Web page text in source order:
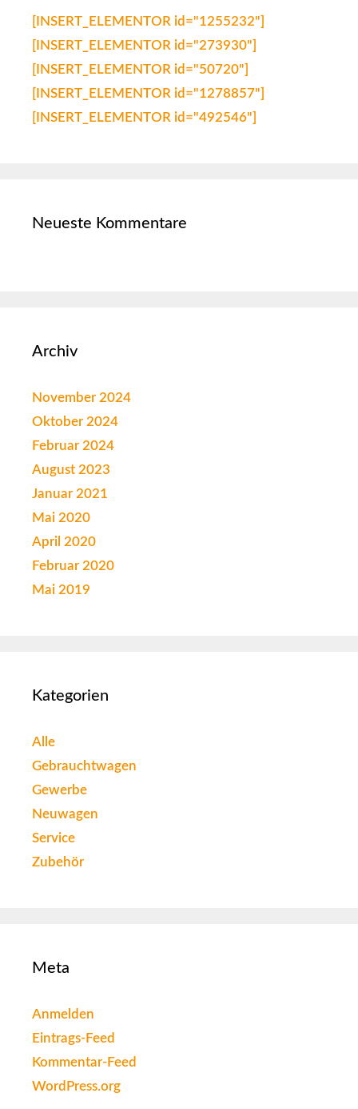
[INSERT_ELEMENTOR id="1255232"]
[INSERT_ELEMENTOR id="273930"]
[INSERT_ELEMENTOR id="50720"]
[INSERT_ELEMENTOR id="1278857"]
[INSERT_ELEMENTOR id="492546"]
Neueste Kommentare
Archiv
November 2024
Oktober 2024
Februar 2024
August 2023
Januar 2021
Mai 2020
April 2020
Februar 2020
Mai 2019
Kategorien
Alle
Gebrauchtwagen
Gewerbe
Neuwagen
Service
Zubehör
Meta
Anmelden
Eintrags-Feed
Kommentar-Feed
WordPress.org